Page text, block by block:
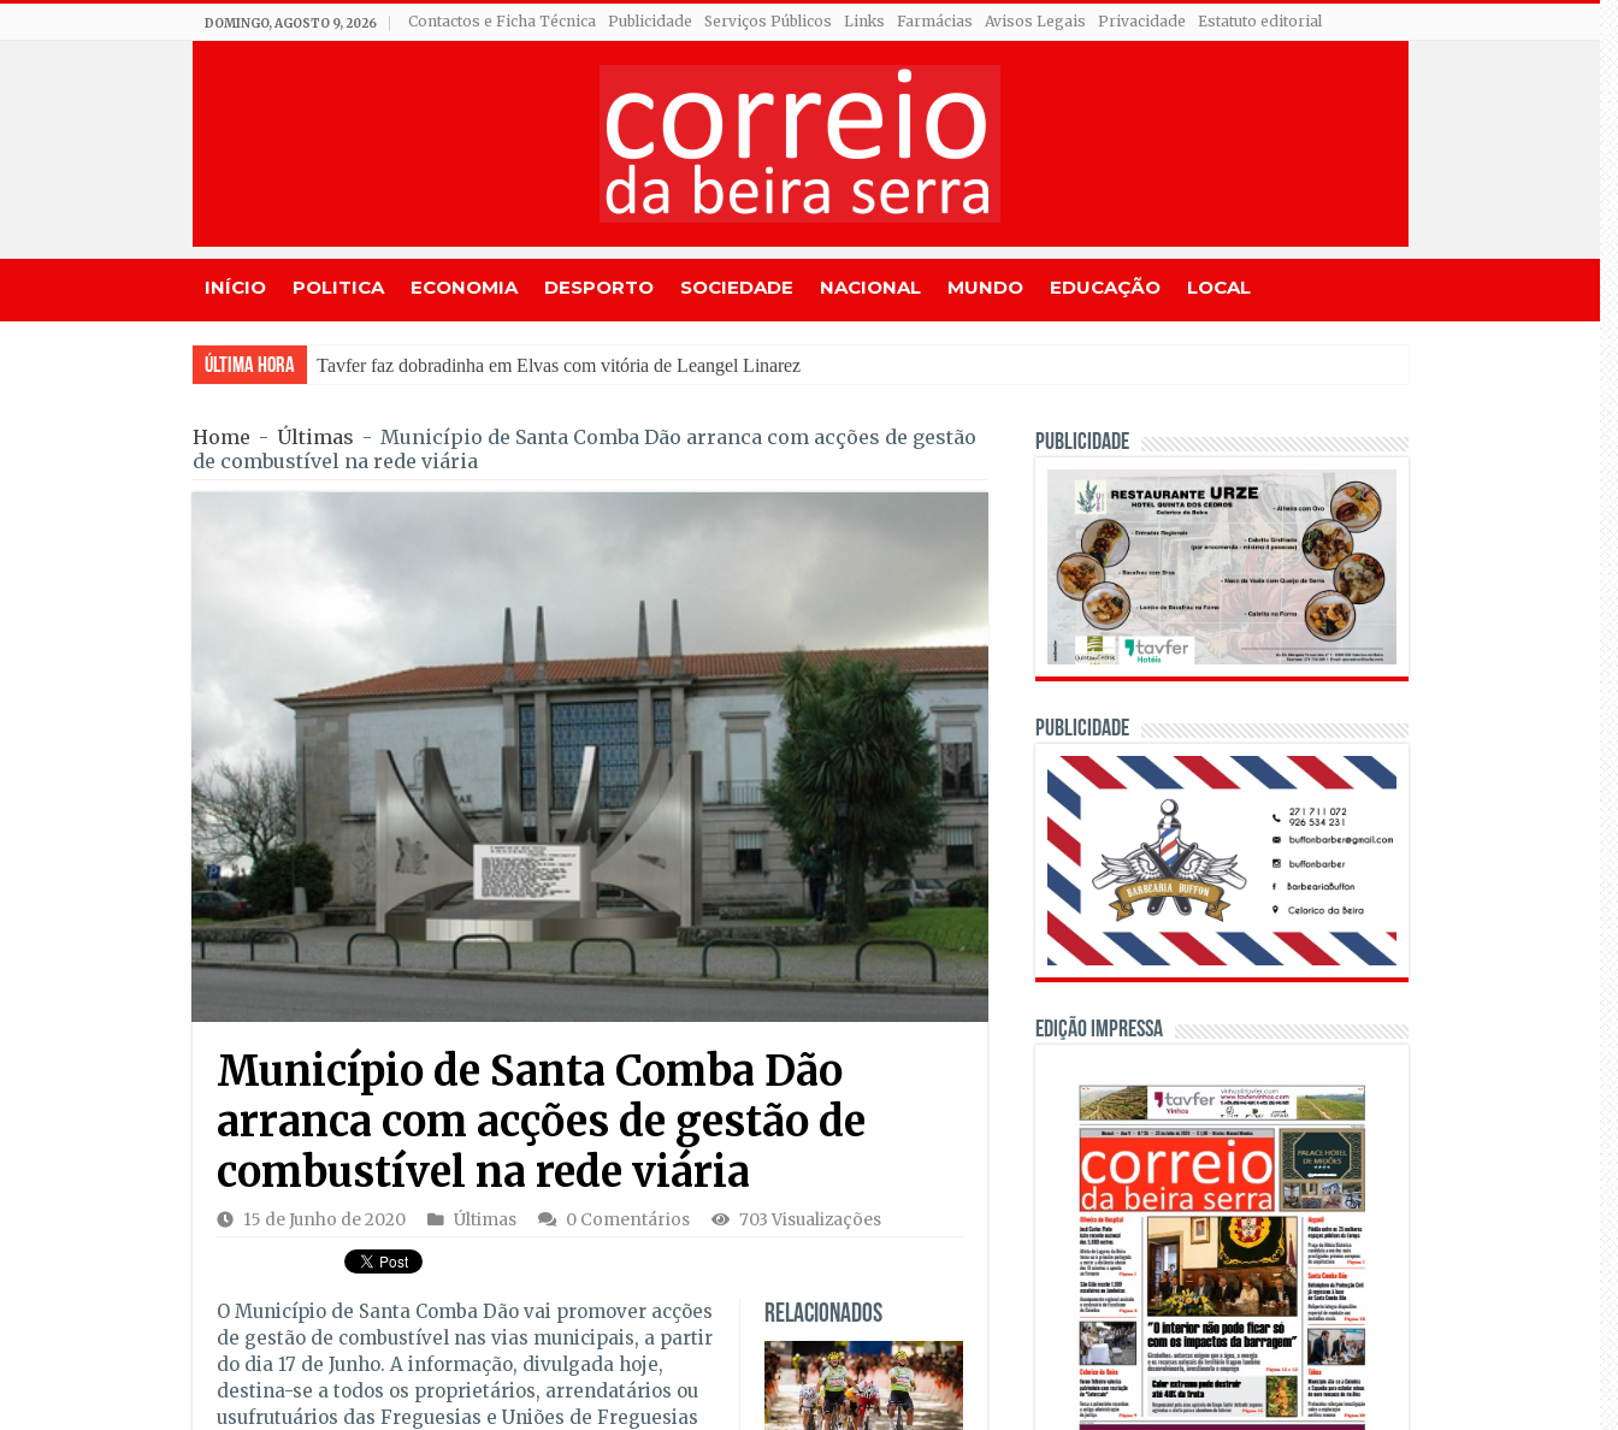
DOMINGO, AGOSTO 9, 2026 Contactos e Ficha Técnica Publicidade Serviços Públicos Links Farmácias Avisos Legais Privacidade Estatuto editorial
INÍCIO POLITICA ECONOMIA DESPORTO SOCIEDADE NACIONAL MUNDO EDUCAÇÃO LOCAL
Última Hora Incêndio em Fornos de Algodr
Home - Últimas - Município de Santa Comba Dão arranca com acções de gestão
de combustível na rede viária
Município de Santa Comba Dão
arranca com acções de gestão de
combustível na rede viária
15 de Junho de 2020 Últimas 0 Comentários 703 Visualizações
Relacionados
O Município de Santa Comba Dão vai promover acções
de gestão de combustível nas vias municipais, a partir
do dia 17 de Junho. A informação, divulgada hoje,
destina-se a todos os proprietários, arrendatários ou
usufrutuários das Freguesias e Uniões de Freguesias
PUBLICIDADE
PUBLICIDADE
Edição Impressa